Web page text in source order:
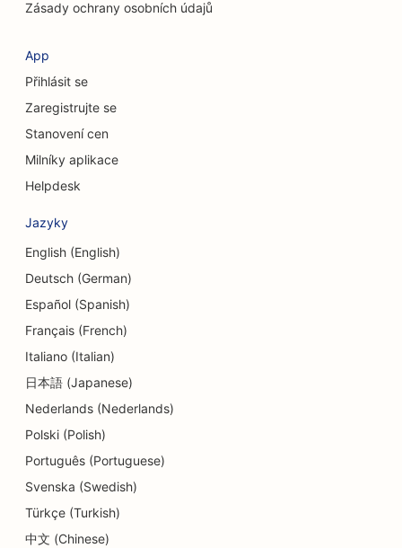
SEO pro Delis
SEO pro služby dluhového poradenství
SEO pro směnárenské služby
SEO pro taneční studia
SEO pro služby dermabraze
SEO pro centra denní péče
SEO pro zubní kliniky
SEO pro obchody s detaily
SEO pro obchody s dortíky
SEO pro služby v oblasti vzdělávání a péče o děti
SEO pro obchody s koblihami
Zásady ochrany osobních údajů
App
Přihlásit se
Zaregistrujte se
Stanovení cen
Milníky aplikace
Helpdesk
Jazyky
English (English)
Deutsch (German)
Español (Spanish)
Français (French)
Italiano (Italian)
日本語 (Japanese)
Nederlands (Nederlands)
Polski (Polish)
Português (Portuguese)
Svenska (Swedish)
Türkçe (Turkish)
中文 (Chinese)